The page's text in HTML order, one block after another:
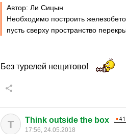
Автор: Ли Сицын
Необходимо построить
пусть сверху пространство
Без турелей нещитово!
T Think outside the box
17:56, 24.05.2018